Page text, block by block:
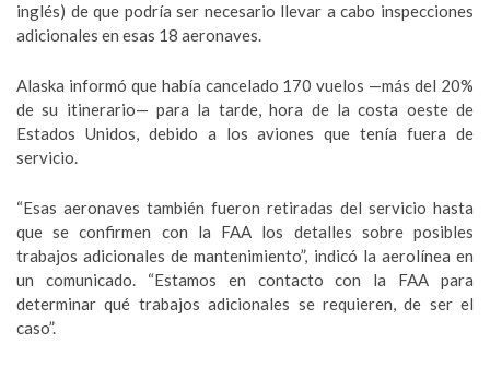
inglés) de que podría ser necesario llevar a cabo inspecciones
adicionales en esas 18 aeronaves.
Alaska informó que había cancelado 170 vuelos —más del 20%
de su itinerario— para la tarde, hora de la costa oeste de
Estados Unidos, debido a los aviones que tenía fuera de
servicio.
“Esas aeronaves también fueron retiradas del servicio hasta
que se confirmen con la FAA los detalles sobre posibles
trabajos adicionales de mantenimiento”, indicó la aerolínea en
un comunicado. “Estamos en contacto con la FAA para
determinar qué trabajos adicionales se requieren, de ser el
caso”.